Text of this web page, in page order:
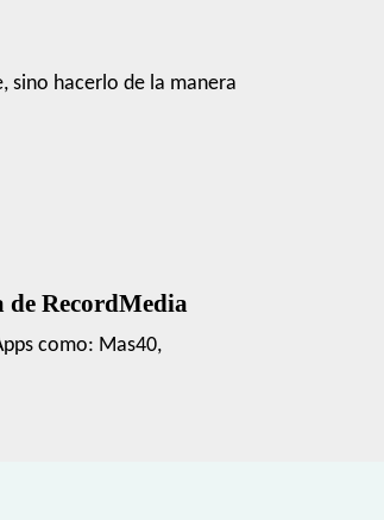
sino hacerlo de la manera
RecordMedia
como: Mas40,